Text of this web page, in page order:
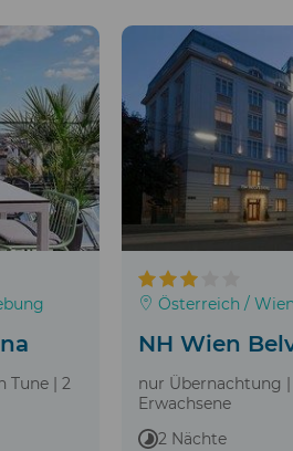
Tune | 2
Österreich /
NH Wien
nur Übernachtung
Erwachsene
2 Nächte